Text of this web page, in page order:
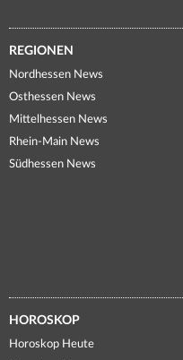
REGIONEN
Nordhessen News
Osthessen News
Mittelhessen News
Rhein-Main News
Südhessen News
HOROSKOP
Horoskop Heute